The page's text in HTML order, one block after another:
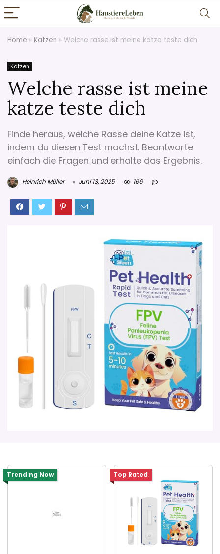
Home » Katzen » Welche rasse ist meine katze teste dich
Katzen
Welche rasse ist meine
katze teste dich
Finde heraus, welche Rasse deine Katze ist,
indem du diesen Test machst. Beantworte
einfach die Fragen und erhalte das Ergebnis.
Heinrich Müller Juni 13, 2025 166
Trending Now Top Rated